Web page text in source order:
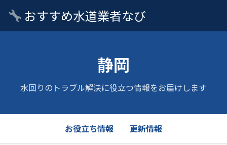
おすすめ水道業者なび
静岡
水回りのトラブル解決に役立つ情報をお届けします
お役立ち情報 更新情報